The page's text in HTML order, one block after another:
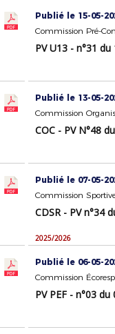
Publié le 15-05-
Commission Pré-
PV U13 - n°31
Publié le 13-05-
COC - PV N°48
Publié le 07-05-
Commission
CDSR - PV n°34
2025/2026
Publié le 06-05-
PV PEF - n°03